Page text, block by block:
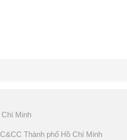
Minh
Thành phố Hồ Chí Minh